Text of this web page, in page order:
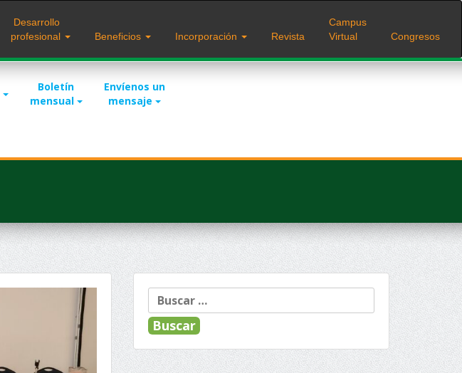
Desarrollo
profesional
Beneficios Incorporación Revista
Campus
Virtual
Congresos
Boletín
mensual
Envíenos un
mensaje
Buscar: